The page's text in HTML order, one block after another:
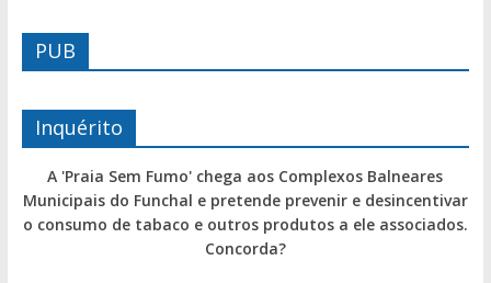
PUB
Inquérito
A 'Praia Sem Fumo' chega aos Complexos Balneares
Municipais do Funchal e pretende prevenir e desincentivar
o consumo de tabaco e outros produtos a ele associados.
Concorda?